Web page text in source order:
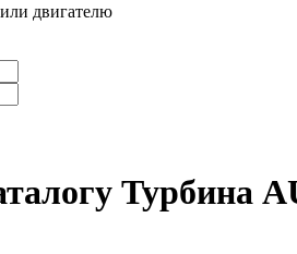
двигателю
Турбина